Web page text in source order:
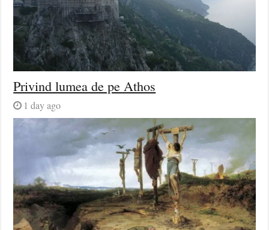
Privind lumea de pe Athos
1 day ago